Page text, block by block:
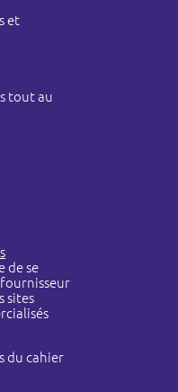
et
tout au
de se
sites
du cahier